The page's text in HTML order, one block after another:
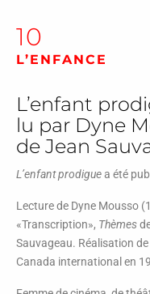
10
L’ENFANCE
L’enfant
lu par Dyne
de Jean
L’enfant prodiguea été
Lecture de Dyne Mousso
«Transcription», Thèmes
Sauvageau. Réalisation
Canada international en